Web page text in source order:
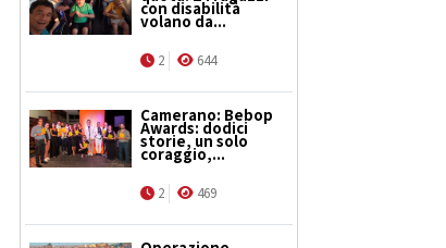
con disabilità
volano da...
2 644
Camerano: Bebop
Awards: dodici
storie, un solo
coraggio,...
2 469